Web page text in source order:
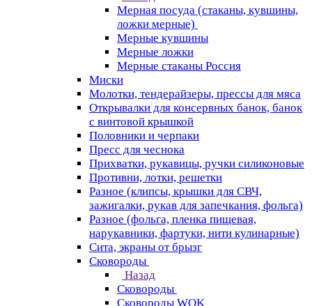
Мерная посуда (стаканы, кувшины,
ложки мерные)
Мерные кувшины
Мерные ложки
Мерные стаканы Россия
Миски
Молотки, тендерайзеры, прессы для мяса
Открывалки для консервных банок, банок
с винтовой крышкой
Половники и черпаки
Пресс для чеснока
Прихватки, рукавицы, ручки силиконовые
Противни, лотки, решетки
Разное (клипсы, крышки для СВЧ,
зажигалки, рукав для запечкания, фольга)
Разное (фольга, пленка пищевая,
нарукавники, фартуки, нити кулинарные)
Сита, экраны от брызг
Сковороды
Назад
Сковороды
Сковороды WOK